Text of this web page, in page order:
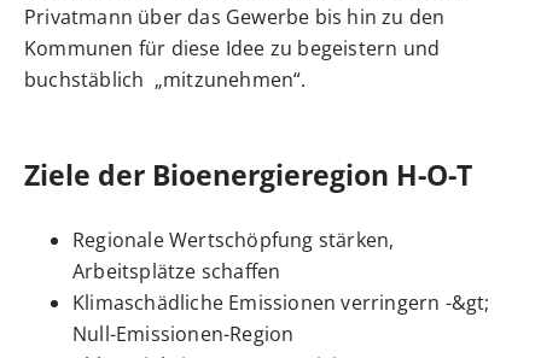
Privatmann über das Gewerbe bis hin zu den
Kommunen für diese Idee zu begeistern und
buchstäblich „mitzunehmen“.
Ziele der Bioenergieregion H-O-T
Regionale Wertschöpfung stärken,
Arbeitsplätze schaffen
Klimaschädliche Emissionen verringern -&gt;
Null-Emissionen-Region